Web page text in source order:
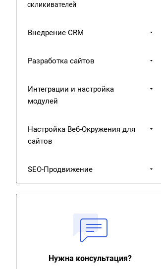
скликивателей
Внедрение CRM
Разработка сайтов
Интеграции и настройка
модулей
Настройка Веб-Окружения для
сайтов
SEO-Продвижение
Нужна консультация?